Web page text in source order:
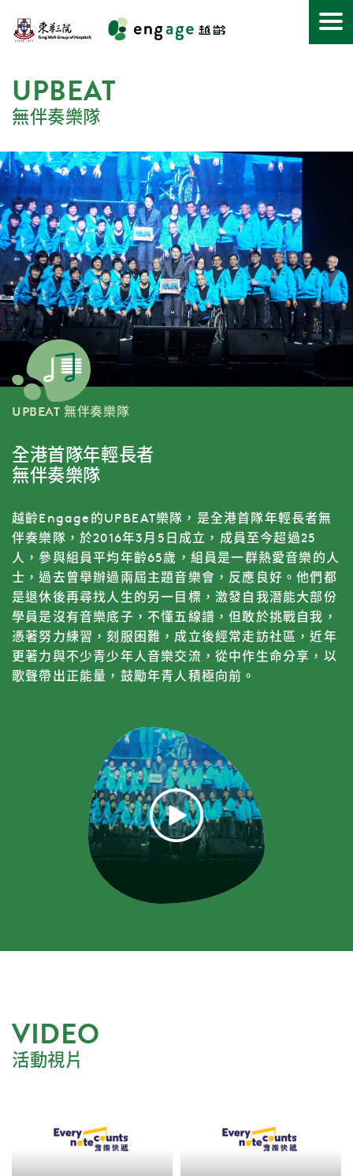
關於越齡
最新消息
活動空間
無伴奏樂隊
匯享空間
咖啡走動Coffee Express
護老者頻道
聯絡我們
UPBEAT
無伴奏樂隊
UPBEAT 無伴奏樂隊
全港首隊年輕長者
無伴奏樂隊
越齡Engage的UPBEAT樂隊，是全港首隊年輕長者無
伴奏樂隊，於2016年3月5日成立，成員至今超過25
人，參與組員平均年齡65歲，組員是一群熱愛音樂的人
士，過去曾舉辦過兩屆主題音樂會，反應良好。他們都
是退休後再尋找人生的另一目標，激發自我潛能大部份
學員是沒有音樂底子，不懂五線譜，但敢於挑戰自我，
憑著努力練習，刻服困難，成立後經常走訪社區，近年
更著力與不少青少年人音樂交流，從中作生命分享，以
歌聲帶出正能量，鼓勵年青人積極向前。
VIDEO
活動視片